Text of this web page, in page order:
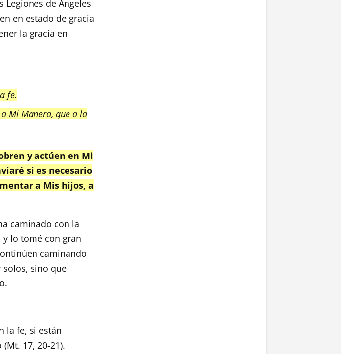
de Ángeles
en estado de gracia
la gracia en
fe.
Mi Manera, que a la
y actúen en Mi
si es necesario
a Mis hijos, a
caminado con la
y lo tomé con gran
caminando
solos, sino que
la fe, si están
17, 20-21).